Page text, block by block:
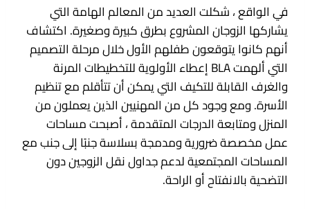
في الواقع ، شكلت العديد من المعالم الهامة التي
يشاركها الزوجان المشروع بطرق كبيرة وصغيرة. اكتشاف
أنهم كانوا يتوقعون طفلهم الأول خلال مرحلة التصميم
التي ألهمت BLA إعطاء الأولوية للتخطيطات المرنة
والغرف القابلة للتكيف التي يمكن أن تتأقلم مع تنظيم
الأسرة. ومع وجود كل من المهنيين الذين يعملون من
المنزل ومتابعة الدرجات المتقدمة ، أصبحت مساحات
عمل مخصصة ضرورية ومدمجة بسلاسة جنبًا إلى جنب مع
المساحات المجتمعية لدعم جداول نقل الزوجين دون
التضحية بالانفتاح أو الراحة.